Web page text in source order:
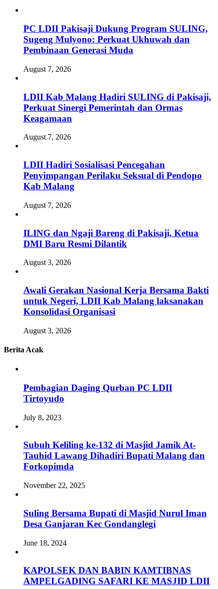
PC LDII Pakisaji Dukung Program SULING,
Sugeng Mulyono: Perkuat Ukhuwah dan
Pembinaan Generasi Muda
August 7, 2026
LDII Kab Malang Hadiri SULING di Pakisaji,
Perkuat Sinergi Pemerintah dan Ormas
Keagamaan
August 7, 2026
LDII Hadiri Sosialisasi Pencegahan
Penyimpangan Perilaku Seksual di Pendopo
Kab Malang
August 7, 2026
ILING dan Ngaji Bareng di Pakisaji, Ketua
DMI Baru Resmi Dilantik
August 3, 2026
Awali Gerakan Nasional Kerja Bersama Bakti
untuk Negeri, LDII Kab Malang laksanakan
Konsolidasi Organisasi
August 3, 2026
Berita Acak
Pembagian Daging Qurban PC LDII
Tirtoyudo
July 8, 2023
Subuh Keliling ke-132 di Masjid Jamik At-
Tauhid Lawang Dihadiri Bupati Malang dan
Forkopimda
November 22, 2025
Suling Bersama Bupati di Masjid Nurul Iman
Desa Ganjaran Kec Gondanglegi
June 18, 2024
KAPOLSEK DAN BABIN KAMTIBNAS
AMPELGADING SAFARI KE MASJID LDII